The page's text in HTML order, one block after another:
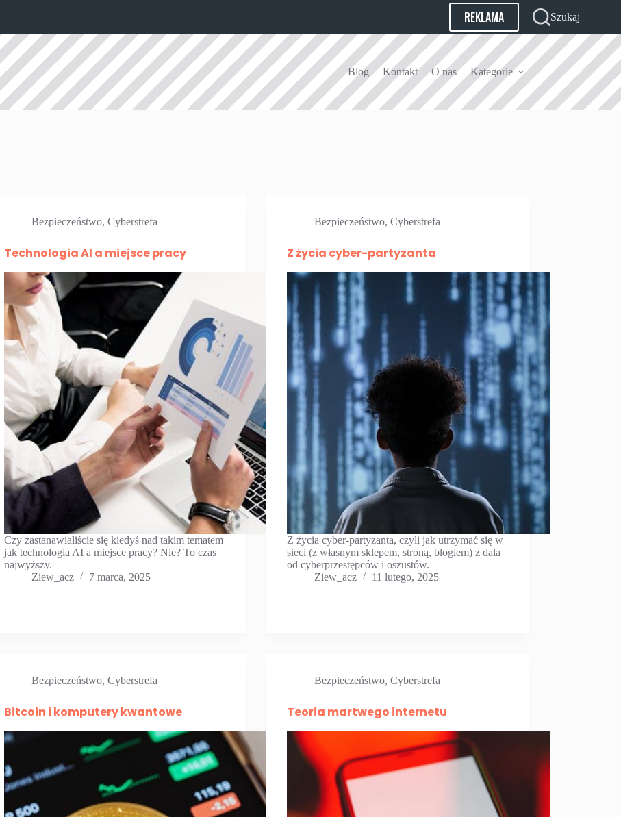
REKLAMA Szukaj
Blog Kontakt O nas Kategorie
Bezpieczeństwo,Cyberstrefa
Technologia AI a miejsce pracy
Czy zastanawialiście się kiedyś nad takim tematem
jak technologia AI a miejsce pracy? Nie? To czas
najwyższy.
Ziew_acz
7 marca, 2025
Bezpieczeństwo,Cyberstrefa
Z życia cyber-partyzanta
Z życia cyber-partyzanta, czyli jak utrzymać się w
sieci (z własnym sklepem, stroną, blogiem) z dala
od cyberprzestępców i oszustów.
Ziew_acz
11 lutego, 2025
Bezpieczeństwo,Cyberstrefa
Bitcoin i komputery kwantowe
Bezpieczeństwo,Cyberstrefa
Teoria martwego internetu